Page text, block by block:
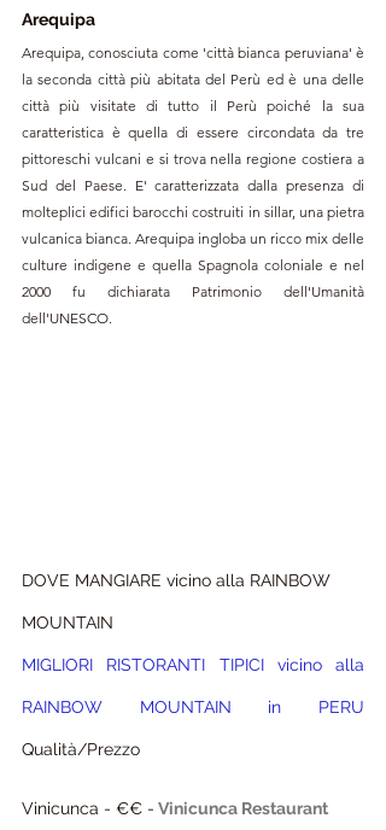
Arequipa
Arequipa, conosciuta come 'città bianca peruviana' è
la seconda città più abitata del Perù ed è una delle
città più visitate di tutto il Perù poiché la sua
caratteristica è quella di essere circondata da tre
pittoreschi vulcani e si trova nella regione costiera a
Sud del Paese. E' caratterizzata dalla presenza di
molteplici edifici barocchi costruiti in sillar, una pietra
vulcanica bianca. Arequipa ingloba un ricco mix delle
culture indigene e quella Spagnola coloniale e nel
2000 fu dichiarata Patrimonio dell'Umanità
dell'UNESCO.
DOVE MANGIARE vicino alla RAINBOW
MOUNTAIN
MIGLIORI RISTORANTI TIPICI vicino alla
RAINBOW MOUNTAIN in PERU
Qualità/Prezzo
Vinicunca - €€ - Vinicunca Restaurant